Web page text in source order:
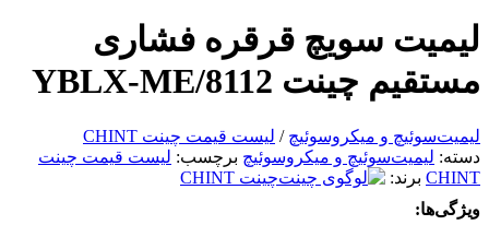
لیمیت سویچ قرقره فشاری
مستقیم چینت YBLX-ME/8112
لیمیت‌سوئیچ و میکروسوئیچ / لیست قیمت چینت CHINT
دسته: لیمیت‌سوئیچ و میکروسوئیچ برچسب: لیست قیمت چینت
CHINT برند:
چینت CHINT
ویژگی‌ها: